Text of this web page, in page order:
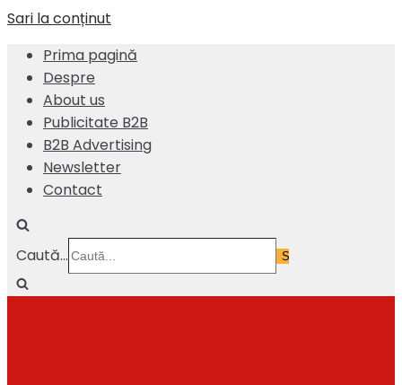
Sari la conținut
Prima pagină
Despre
About us
Publicitate B2B
B2B Advertising
Newsletter
Contact
Caută...